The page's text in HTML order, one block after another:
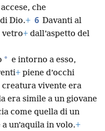
che
Dio.+ 6 Davanti al
vetro+ dall’aspetto del
* e intorno a esso,
+ piene d’occhi
creatura vivente era
era simile a un giovane
come quella di un
un’aquila in volo.+